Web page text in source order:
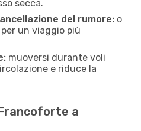
secca.
del rumore: o
un viaggio più
muoversi durante voli
e riduce la
a